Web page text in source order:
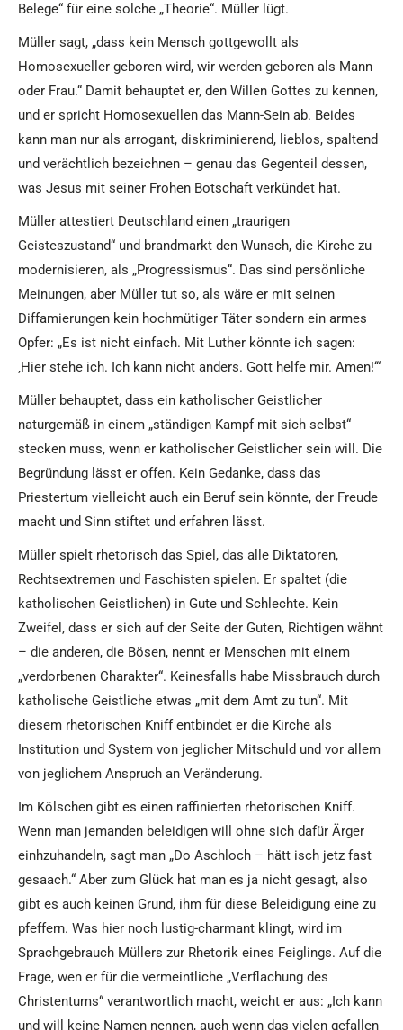
Belege“ für eine solche „Theorie“. Müller lügt.
Müller sagt, „dass kein Mensch gottgewollt als
Homosexueller geboren wird, wir werden geboren als Mann
oder Frau.“ Damit behauptet er, den Willen Gottes zu kennen,
und er spricht Homosexuellen das Mann-Sein ab. Beides
kann man nur als arrogant, diskriminierend, lieblos, spaltend
und verächtlich bezeichnen – genau das Gegenteil dessen,
was Jesus mit seiner Frohen Botschaft verkündet hat.
Müller attestiert Deutschland einen „traurigen
Geisteszustand“ und brandmarkt den Wunsch, die Kirche zu
modernisieren, als „Progressismus“. Das sind persönliche
Meinungen, aber Müller tut so, als wäre er mit seinen
Diffamierungen kein hochmütiger Täter sondern ein armes
Opfer: „Es ist nicht ein­fach. Mit Lu­ther könn­te ich sa­gen:
‚Hier ste­he ich. Ich kann nicht an­ders. Gott hel­fe mir. Amen!‘“
Müller behauptet, dass ein katholischer Geistlicher
naturgemäß in ei­nem „stän­di­gen Kampf mit sich selbst“
stecken muss, wenn er katholischer Geistlicher sein will. Die
Begründung lässt er offen. Kein Gedanke, dass das
Priestertum vielleicht auch ein Beruf sein könnte, der Freude
macht und Sinn stiftet und erfahren lässt.
Müller spielt rhetorisch das Spiel, das alle Diktatoren,
Rechtsextremen und Faschisten spielen. Er spaltet (die
katholischen Geistlichen) in Gute und Schlechte. Kein
Zweifel, dass er sich auf der Seite der Guten, Richtigen wähnt
– die anderen, die Bösen, nennt er Menschen mit einem
„verdorbenen Charakter“. Keinesfalls habe Missbrauch durch
katholische Geistliche etwas „mit dem Amt zu tun“. Mit
diesem rhetorischen Kniff entbindet er die Kirche als
Institution und System von jeglicher Mitschuld und vor allem
von jeglichem Anspruch an Veränderung.
Im Kölschen gibt es einen raffinierten rhetorischen Kniff.
Wenn man jemanden beleidigen will ohne sich dafür Ärger
einhzuhandeln, sagt man „Do Aschloch – hätt isch jetz fast
gesaach.“ Aber zum Glück hat man es ja nicht gesagt, also
gibt es auch keinen Grund, ihm für diese Beleidigung eine zu
pfeffern. Was hier noch lustig-charmant klingt, wird im
Sprachgebrauch Müllers zur Rhetorik eines Feiglings. Auf die
Frage, wen er für die vermeintliche „Verflachung des
Christentums“ verantwortlich macht, weicht er aus: „Ich kann
und will kei­ne Na­men nen­nen, auch wenn das vie­len ge­fal­len